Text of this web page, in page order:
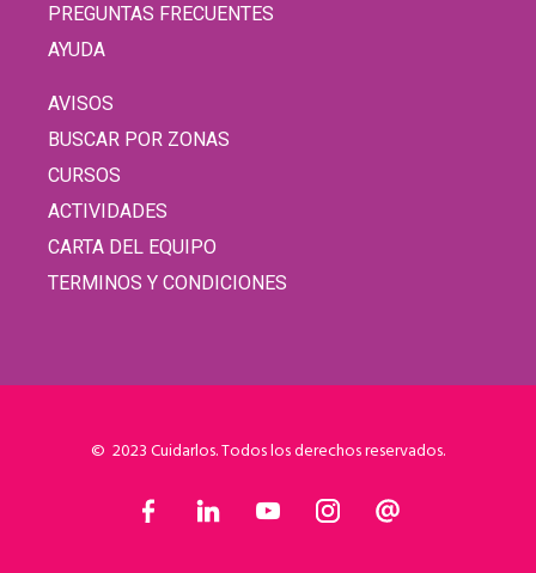
PREGUNTAS FRECUENTES
AYUDA
AVISOS
BUSCAR POR ZONAS
CURSOS
ACTIVIDADES
CARTA DEL EQUIPO
TERMINOS Y CONDICIONES
© 2023 Cuidarlos. Todos los derechos reservados.